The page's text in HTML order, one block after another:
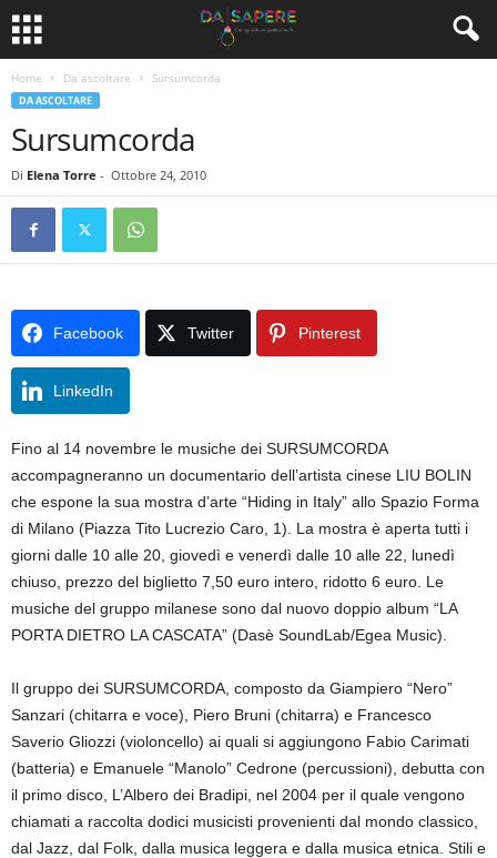
Home Da ascoltare Sursumcorda
DA ASCOLTARE
Sursumcorda
Di Elena Torre - Ottobre 24, 2010
Facebook Twitter Pinterest
LinkedIn
Fino al 14 novembre le musiche dei SURSUMCORDA
accompagneranno un documentario dell’artista cinese LIU BOLIN
che espone la sua mostra d’arte “Hiding in Italy” allo Spazio Forma
di Milano (Piazza Tito Lucrezio Caro, 1). La mostra è aperta tutti i
giorni dalle 10 alle 20, giovedì e venerdì dalle 10 alle 22, lunedì
chiuso, prezzo del biglietto 7,50 euro intero, ridotto 6 euro. Le
musiche del gruppo milanese sono dal nuovo doppio album “LA
PORTA DIETRO LA CASCATA” (Dasè SoundLab/Egea Music).
Il gruppo dei SURSUMCORDA, composto da Giampiero “Nero”
Sanzari (chitarra e voce), Piero Bruni (chitarra) e Francesco
Saverio Gliozzi (violoncello) ai quali si aggiungono Fabio Carimati
(batteria) e Emanuele “Manolo” Cedrone (percussioni), debutta con
il primo disco, L’Albero dei Bradipi, nel 2004 per il quale vengono
chiamati a raccolta dodici musicisti provenienti dal mondo classico,
dal Jazz, dal Folk, dalla musica leggera e dalla musica etnica. Stili e